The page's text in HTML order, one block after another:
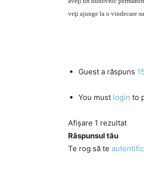
veţi ajunge la o vindecare
Guest a răspuns
You must login to
Afișare 1 rezultat
Răspunsul tău
Te rog să te